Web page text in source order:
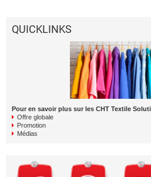
QUICKLINKS
Pour en savoir plus sur les CHT Textile
Offre globale
Promotion
Médias